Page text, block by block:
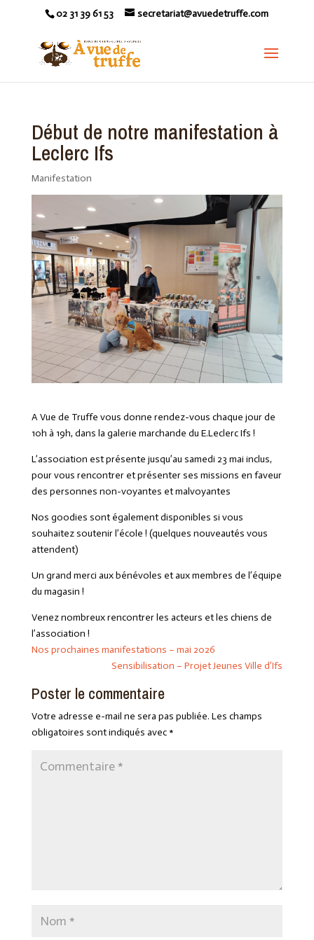
02 31 39 61 53 secretariat@avuedetruffe.com
Début de notre manifestation à
Leclerc Ifs
Manifestation
A Vue de Truffe vous donne rendez-vous chaque jour de
10h à 19h, dans la galerie marchande du E.Leclerc Ifs !
L’association est présente jusqu’au samedi 23 mai inclus,
pour vous rencontrer et présenter ses missions en faveur
des personnes non-voyantes et malvoyantes
Nos goodies sont également disponibles si vous
souhaitez soutenir l’école ! (quelques nouveautés vous
attendent)
Un grand merci aux bénévoles et aux membres de l’équipe
du magasin !
Venez nombreux rencontrer les acteurs et les chiens de
l’association !
Nos prochaines manifestations – mai 2026
Sensibilisation – Projet Jeunes Ville d’Ifs
Poster le commentaire
Votre adresse e-mail ne sera pas publiée. Les champs
obligatoires sont indiqués avec *